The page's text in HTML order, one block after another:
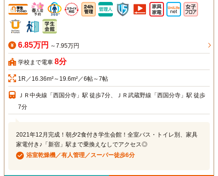
6.85万円 ～7.95万円
学校まで電車 8分
1R／16.36m²～19.6m²／6帖～7帖
ＪＲ中央線「西国分寺」駅 徒歩7分、ＪＲ武蔵野線「西国分寺」駅 徒歩
7分
2021年12月完成！朝夕2食付き学生会館！全室バス・トイレ別、家具
家電付き♪「新宿」駅まで乗換えなしでアクセス◎
浴室乾燥機／有人管理／スーパー徒歩6分